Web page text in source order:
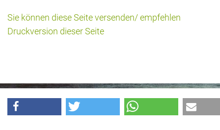
Sie können diese Seite versenden/ empfehlen
Druckversion dieser Seite